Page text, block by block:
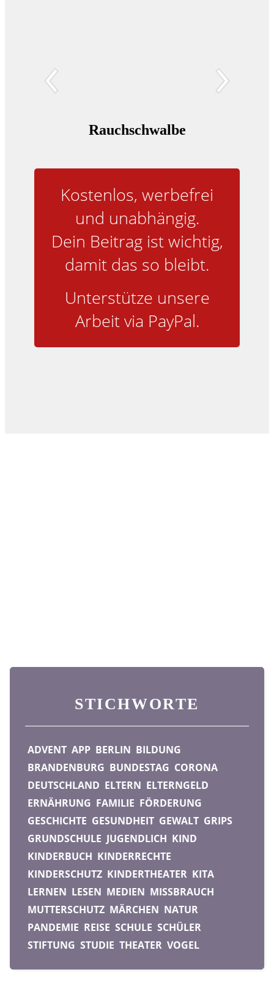
Rauchschwalbe
Kostenlos, werbefrei
und unabhängig.
Dein Beitrag ist wichtig,
damit das so bleibt.
Unterstütze unsere
Arbeit via PayPal.
STICHWORTE
ADVENT APP BERLIN BILDUNG
BRANDENBURG BUNDESTAG CORONA
DEUTSCHLAND ELTERN ELTERNGELD
ERNÄHRUNG FAMILIE FÖRDERUNG
GESCHICHTE GESUNDHEIT GEWALT GRIPS
GRUNDSCHULE JUGENDLICH KIND
KINDERBUCH KINDERRECHTE
KINDERSCHUTZ KINDERTHEATER KITA
LERNEN LESEN MEDIEN MISSBRAUCH
MUTTERSCHUTZ MÄRCHEN NATUR
PANDEMIE REISE SCHULE SCHÜLER
STIFTUNG STUDIE THEATER VOGEL